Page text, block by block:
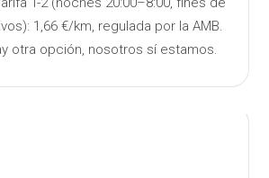
1,66 €/km, regulada por la AMB.
otra opción, nosotros sí estamos.